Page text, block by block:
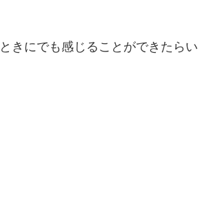
きにでも感じることができたらい